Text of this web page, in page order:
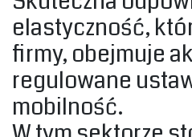
elastyczność,
firmy, obejmuje
regulowane
mobilność.‎